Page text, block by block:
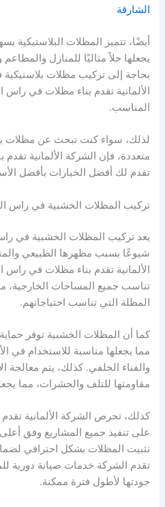
الشارقة
أيضًا، تتميز المظلات البلاستيكية
يجعلها حلاً مثاليًا للمنازل
بحاجة إلى تركيب مظلات
الألمانية تقدم بناء مظلات في راس
المناسب.
لذلك، سواء كنت تبحث عن مظلات
متعددة، فإن الشركة الألمانية
تقدم لك أفضل الخيارات بأفضل
تركيب المظلات الخشبية في راس
يعد تركيب المظلات الخشبية في
شيوعًا بسبب مظهرها الطبيعي
الألمانية تقدم بناء مظلات في راس
تناسب جميع المساحات الخارجية،
المظلة التي تناسب احتياجاتهم.
كما أن المظلات الخشبية توفر
مما يجعلها مناسبة للاستخدام في
والفناء الخلفي. كذلك، يتم
مقاومتها للتلف والحشرات، مما
كذلك، تحرص الشركة الألمانية
على تنفيذ جميع المشاريع وفق
تثبيت المظلات بشكل احترافي
تقدم الشركة خدمات صيانة دورية
جودتها لأطول فترة ممكنة.